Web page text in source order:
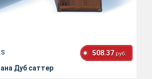
508.37 руб.
Дуб саттер